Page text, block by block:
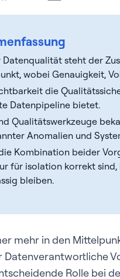
Datenqualität steht der
wobei Genauigkeit,
die
Datenpipeline bietet.
Qualitätswerkzeuge
Anomalien und
Kombination beider
für isolation korrekt
bleiben.
mehr in den
Rolle bei